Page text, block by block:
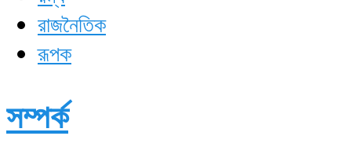
রাজনৈতিক
রূপক
সম্পর্ক